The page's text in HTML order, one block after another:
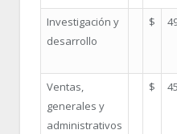
Investigación y
desarrollo
$
Ventas,
generales y
administrativos
$